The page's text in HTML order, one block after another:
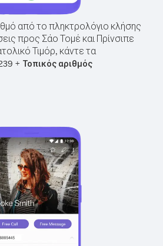
από το πληκτρολόγιο κλήσης
προς Σάο Τομέ και Πρίνσιπε
Τιμόρ, κάντε τα
+ Τοπικός αριθμός